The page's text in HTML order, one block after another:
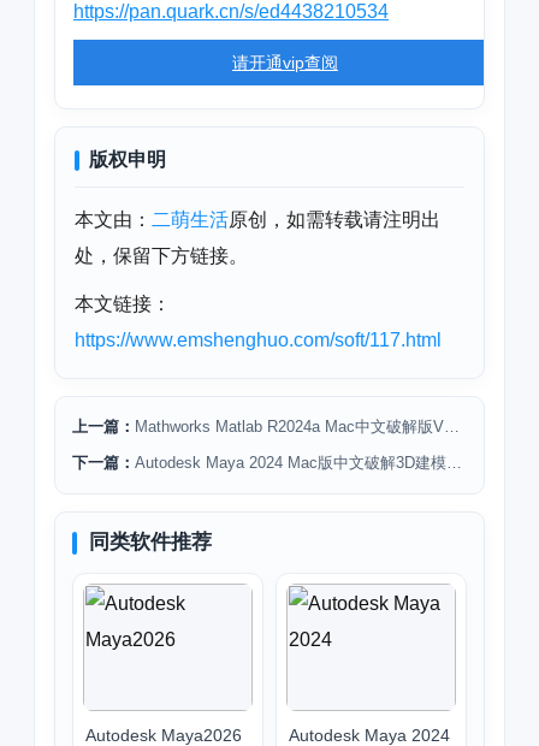
https://pan.quark.cn/s/ed4438210534
请开通vip查阅
版权申明
本文由： 二萌生活原创，如需转载请注明出
处，保留下方链接。
本文链接：
https://www.emshenghuo.com/soft/117.html
上一篇：
Mathworks Matlab R2024a Mac中文破解版V24.1.0下载安装
下一篇：
Autodesk Maya 2024 Mac版中文破解3D建模软件下载安装
同类软件推荐
Autodesk Maya2026
Autodesk Maya 2024